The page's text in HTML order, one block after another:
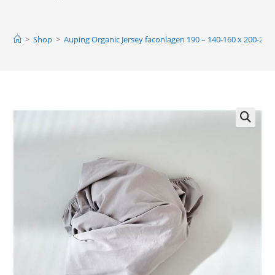
> Shop > Auping Organic Jersey faconlagen 190 – 140-160 x 200-